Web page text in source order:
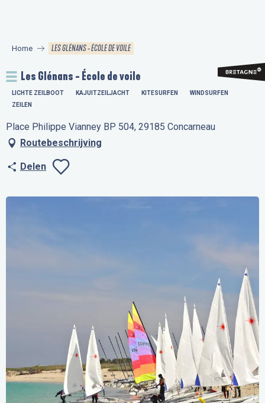
principal
Home LES GLÉNANS - ÉCOLE DE VOILE
Les Glénans - École de voile
LICHTE ZEILBOOT KAJUITZEILJACHT KITESURFEN
WINDSURFEN
ZEILEN
Place Philippe Vianney BP 504, 29185 Concarneau
Routebeschrijving
Delen